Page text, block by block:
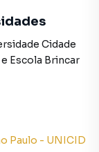
do Piqueri
disso, a
de ônibus
vias, a
Cidade
e Escola Brincar
Paulo - UNICID